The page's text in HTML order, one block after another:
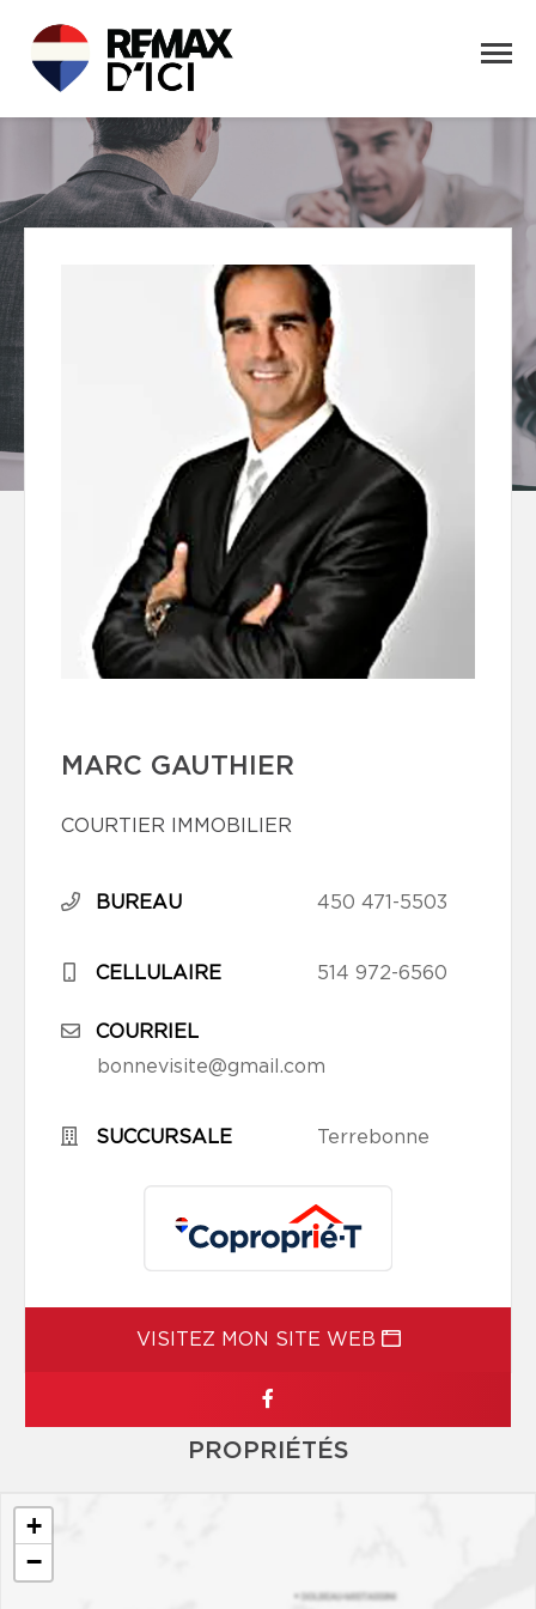
MARC GAUTHIER
COURTIER IMMOBILIER
BUREAU 450 471-5503
CELLULAIRE 514 972-6560
COURRIEL
bonnevisite@gmail.com
SUCCURSALE Terrebonne
VISITEZ MON SITE WEB
PROPRIÉTÉS
+
−